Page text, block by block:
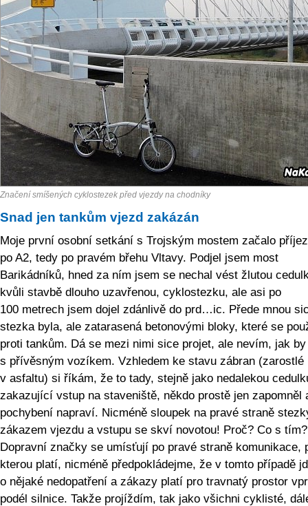
Značení smíšených cyklostezek před vjezdy na chodníky
Snad jen tankům vjezd zakázán
Moje první osobní setkání s Trojským mostem začalo
po A2, tedy po pravém břehu Vltavy. Podjel jsem most
Barikádníků, hned za ním jsem se nechal vést žlutou
kvůli stavbě dlouho uzavřenou, cyklostezku, ale asi po
100 metrech jsem dojel zdánlivě do prd…ic. Přede mnou
stezka byla, ale zatarasená betonovými bloky, které se
proti tankům. Dá se mezi nimi sice projet, ale nevím, jak
s přívěsným vozíkem. Vzhledem ke stavu zábran (zarostlé
v asfaltu) si říkám, že to tady, stejně jako nedalekou
zakazující vstup na staveniště, někdo prostě jen zapomněl
pochybení napraví. Nicméně sloupek na pravé straně
zákazem vjezdu a vstupu se skví novotou! Proč? Co s tím?
Dopravní značky se umísťují po pravé straně komunikace,
kterou platí, nicméně předpokládejme, že v tomto případě
o nějaké nedopatření a zákazy platí pro travnatý prostor
podél silnice. Takže projíždím, tak jako všichni cyklisté,